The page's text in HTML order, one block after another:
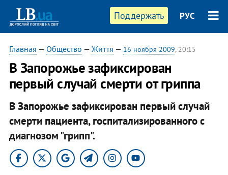
Поддержать РУС
Главная — Общество — Життя — 16 ноября 2009, 20:15
В Запорожье зафиксирован
первый случай смерти от гриппа
В Запорожье зафиксирован первый случай
смерти пациента, госпитализированного с
диагнозом "грипп".